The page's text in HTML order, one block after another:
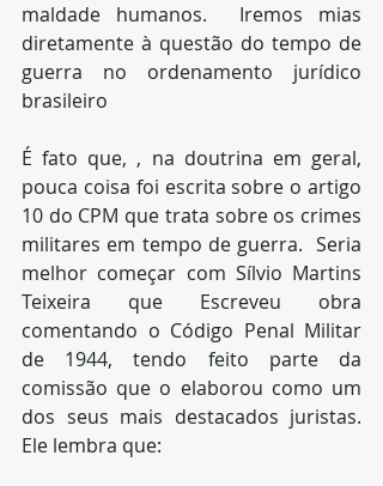
maldade humanos.  Iremos mias
diretamente à questão do tempo de
guerra no ordenamento jurídico
brasileiro
É fato que, , na doutrina em geral,
pouca coisa foi escrita sobre o artigo
10 do CPM que trata sobre os crimes
militares em tempo de guerra.  Seria
melhor começar com Sílvio Martins
Teixeira que Escreveu obra
comentando o Código Penal Militar
de 1944, tendo feito parte da
comissão que o elaborou como um
dos seus mais destacados juristas.
Ele lembra que: